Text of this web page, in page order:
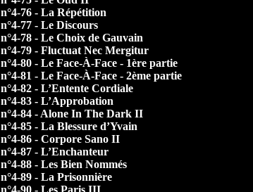
n°4-76 - La Répétition
n°4-77 - Le Discours
n°4-78 - Le Choix de Gauvain
n°4-79 - Fluctuat Nec Mergitur
n°4-80 - Le Face-À-Face - 1ère partie
n°4-81 - Le Face-À-Face - 2ème partie
n°4-82 - L’Entente Cordiale
n°4-83 - L’Approbation
n°4-84 - Alone In The Dark II
n°4-85 - La Blessure d’Yvain
n°4-86 - Corpore Sano II
n°4-87 - L’Enchanteur
n°4-88 - Les Bien Nommés
n°4-89 - La Prisonnière